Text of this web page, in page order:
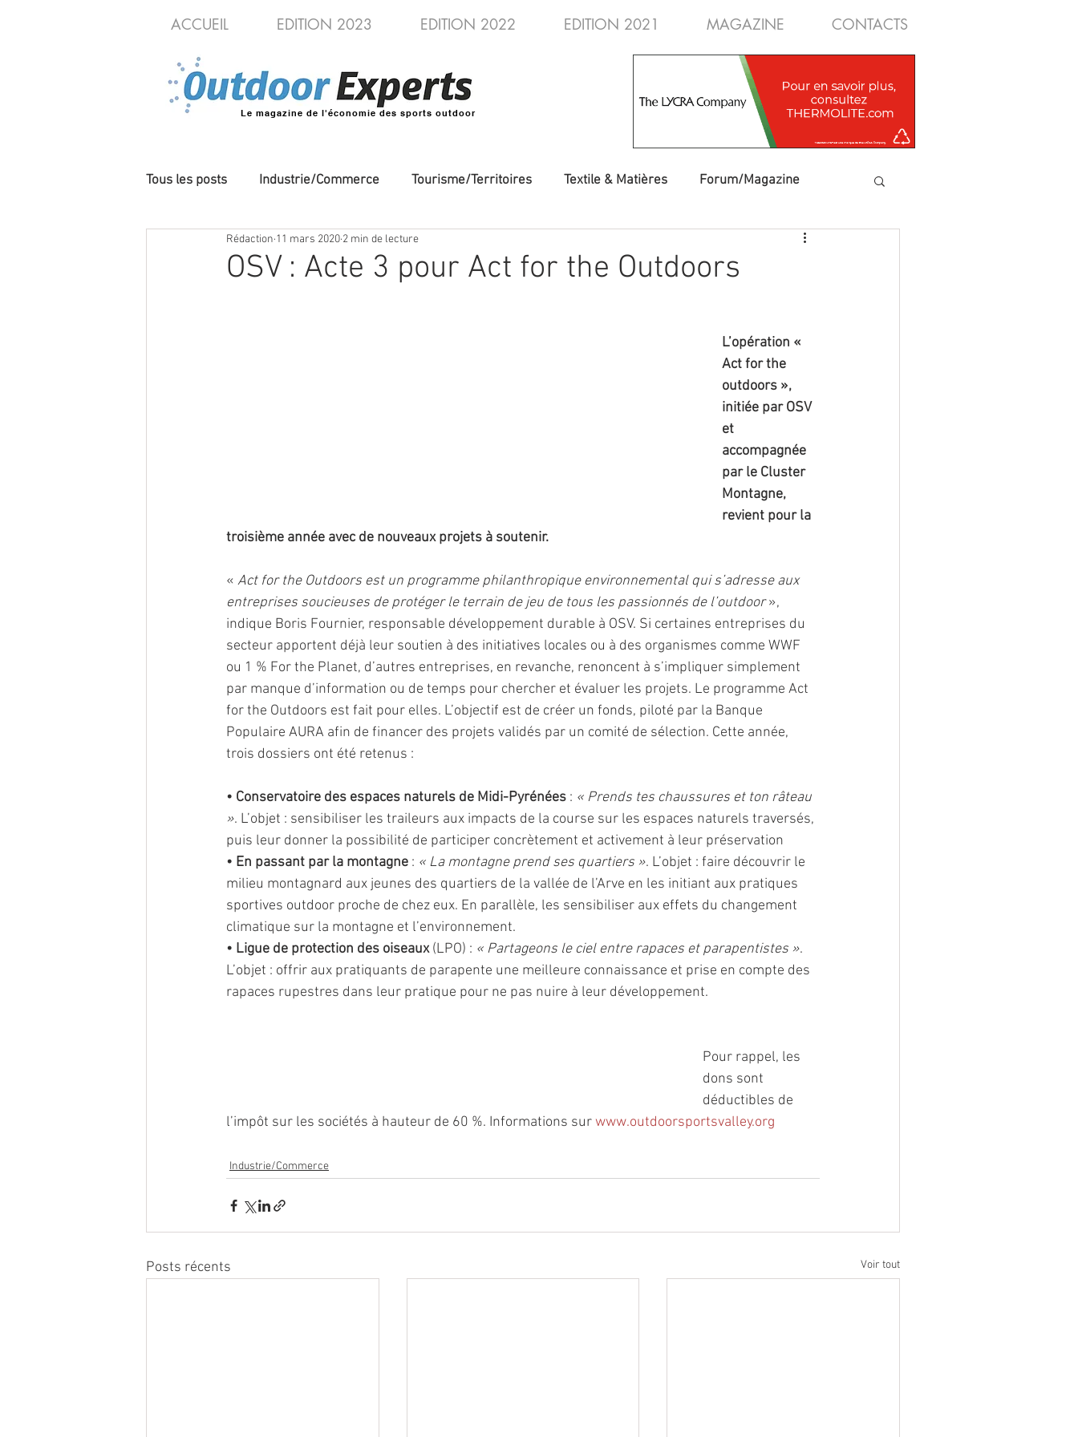
ACCUEIL EDITION 2023 EDITION 2022 EDITION 2021 MAGAZINE CONTACTS
Le magazine de l'économie des sports outdoor
Tous les posts Industrie/Commerce Tourisme/Territoires Textile & Matières Forum/Magazine
Cycles/VAE Produits/Nouveautés
OSV : Acte 3 pour Act for the Outdoors
Rédaction 11 mars 2020 2 min de lecture
L’opération «
Act for the
outdoors »,
initiée par OSV
et
accompagnée
par le Cluster
Montagne,
revient pour la
troisième année avec de nouveaux projets à soutenir.
« Act for the Outdoors est un programme philanthropique environnemental qui s’adresse aux
entreprises soucieuses de protéger le terrain de jeu de tous les passionnés de l’outdoor »,
indique Boris Fournier, responsable développement durable à OSV. Si certaines entreprises du
secteur apportent déjà leur soutien à des initiatives locales ou à des organismes comme WWF
ou 1 % For the Planet, d’autres entreprises, en revanche, renoncent à s’impliquer simplement
par manque d’information ou de temps pour chercher et évaluer les projets. Le programme Act
for the Outdoors est fait pour elles. L’objectif est de créer un fonds, piloté par la Banque
Populaire AURA afin de financer des projets validés par un comité de sélection. Cette année,
trois dossiers ont été retenus :
• Conservatoire des espaces naturels de Midi-Pyrénées : « Prends tes chaussures et ton râteau
». L’objet : sensibiliser les traileurs aux impacts de la course sur les espaces naturels traversés,
puis leur donner la possibilité de participer concrètement et activement à leur préservation
• En passant par la montagne : « La montagne prend ses quartiers ». L’objet : faire découvrir le
milieu montagnard aux jeunes des quartiers de la vallée de l’Arve en les initiant aux pratiques
sportives outdoor proche de chez eux. En parallèle, les sensibiliser aux effets du changement
climatique sur la montagne et l’environnement.
• Ligue de protection des oiseaux (LPO) : « Partageons le ciel entre rapaces et parapentistes ».
L’objet : offrir aux pratiquants de parapente une meilleure connaissance et prise en compte des
rapaces rupestres dans leur pratique pour ne pas nuire à leur développement.
Pour rappel, les
dons sont
déductibles de
l’impôt sur les sociétés à hauteur de 60 %. Informations sur www.outdoorsportsvalley.org
Industrie/Commerce
Posts récents Voir tout